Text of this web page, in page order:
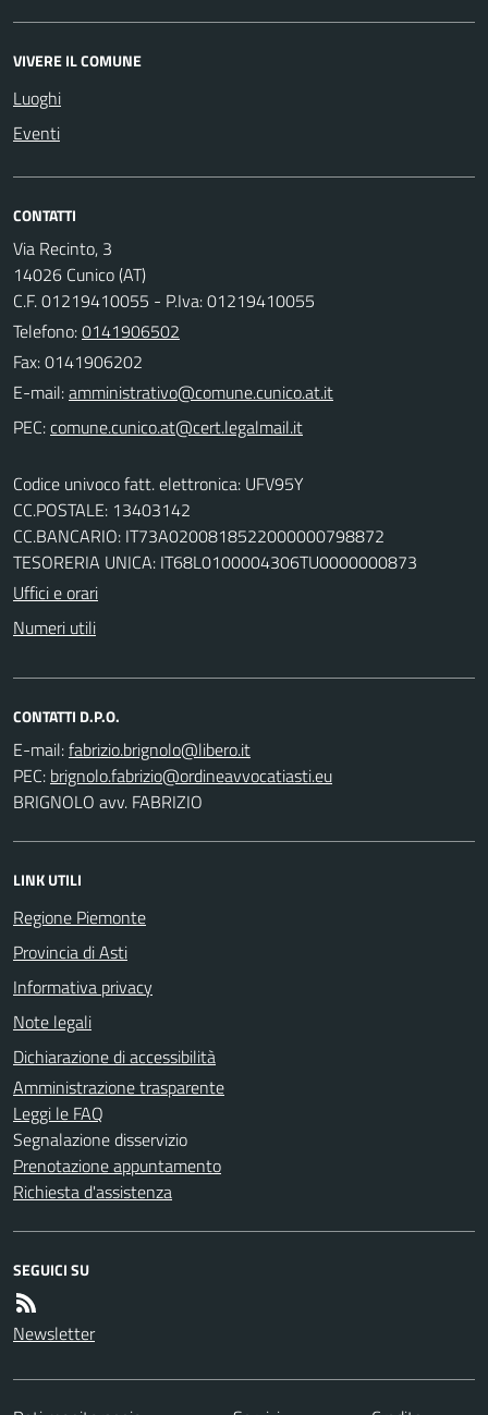
VIVERE IL COMUNE
Luoghi
Eventi
CONTATTI
Via Recinto, 3
14026 Cunico (AT)
C.F. 01219410055 - P.Iva: 01219410055
Telefono:0141906502
Fax: 0141906202
E-mail:
PEC:
Codice univoco fatt. elettronica: UFV95Y
CC.POSTALE: 13403142
CC.BANCARIO: IT73A0200818522000000798872
TESORERIA UNICA: IT68L0100004306TU0000000873
Uffici e orari
Numeri utili
CONTATTI D.P.O.
E-mail:
PEC:
BRIGNOLO avv. FABRIZIO
LINK UTILI
Regione Piemonte
Provincia di Asti
Informativa privacy
Note legali
Dichiarazione di accessibilità
Amministrazione trasparente
Leggi le FAQ
Segnalazione disservizio
Prenotazione appuntamento
Richiesta d'assistenza
SEGUICI SU
Newsletter